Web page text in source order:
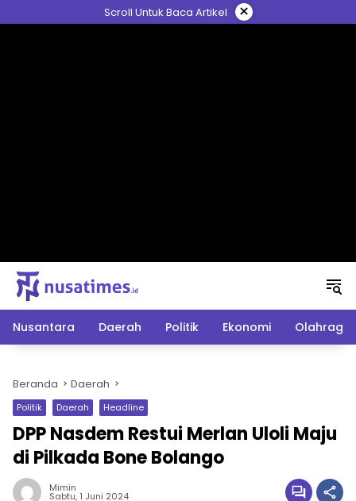
ke
Scroll Untuk Baca Artikel ×
Nusantara Daerah Politik Ekonomi Olahraga
Beranda Daerah
Politik Daerah Headline
DPP Nasdem Restui Merlan Uloli Maju
di Pilkada Bone Bolango
Mimin
Sabtu, 1 Juni 2024